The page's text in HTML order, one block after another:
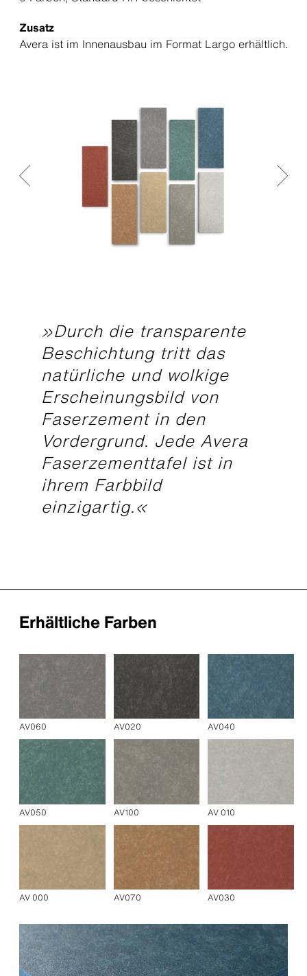
Zusatz
Avera ist im Innenausbau im Format Largo erhältlich.
»Durch die transparente
Beschichtung tritt das
natürliche und wolkige
Erscheinungsbild von
Faserzement in den
Vordergrund. Jede Avera
Faserzementtafel ist in
ihrem Farbbild
einzigartig.«
Erhältliche Farben
AV060 AV020 AV040
AV050 AV100 AV 010
AV 000 AV070 AV030